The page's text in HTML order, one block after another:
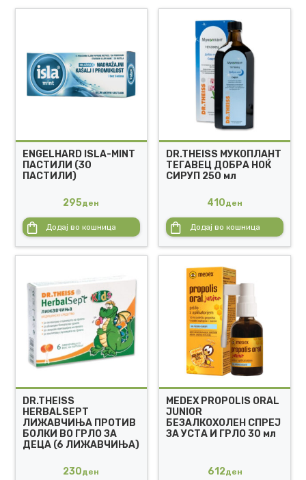
ENGELHARD ISLA-MINT
ПАСТИЛИ (30
ПАСТИЛИ)
295ден
Додај во кошница
DR.THEISS МУКОПЛАНТ
ТЕГАВЕЦ ДОБРА НОЌ
СИРУП 250 мл
410ден
Додај во кошница
DR.THEISS
HERBALSEPT
ЛИЖАВЧИЊА ПРОТИВ
БОЛКИ ВО ГРЛО ЗА
ДЕЦА (6 ЛИЖАВЧИЊА)
230ден
MEDEX PROPOLIS ORAL
JUNIOR
БЕЗАЛКОХОЛЕН СПРЕЈ
ЗА УСТА И ГРЛО 30 мл
612ден